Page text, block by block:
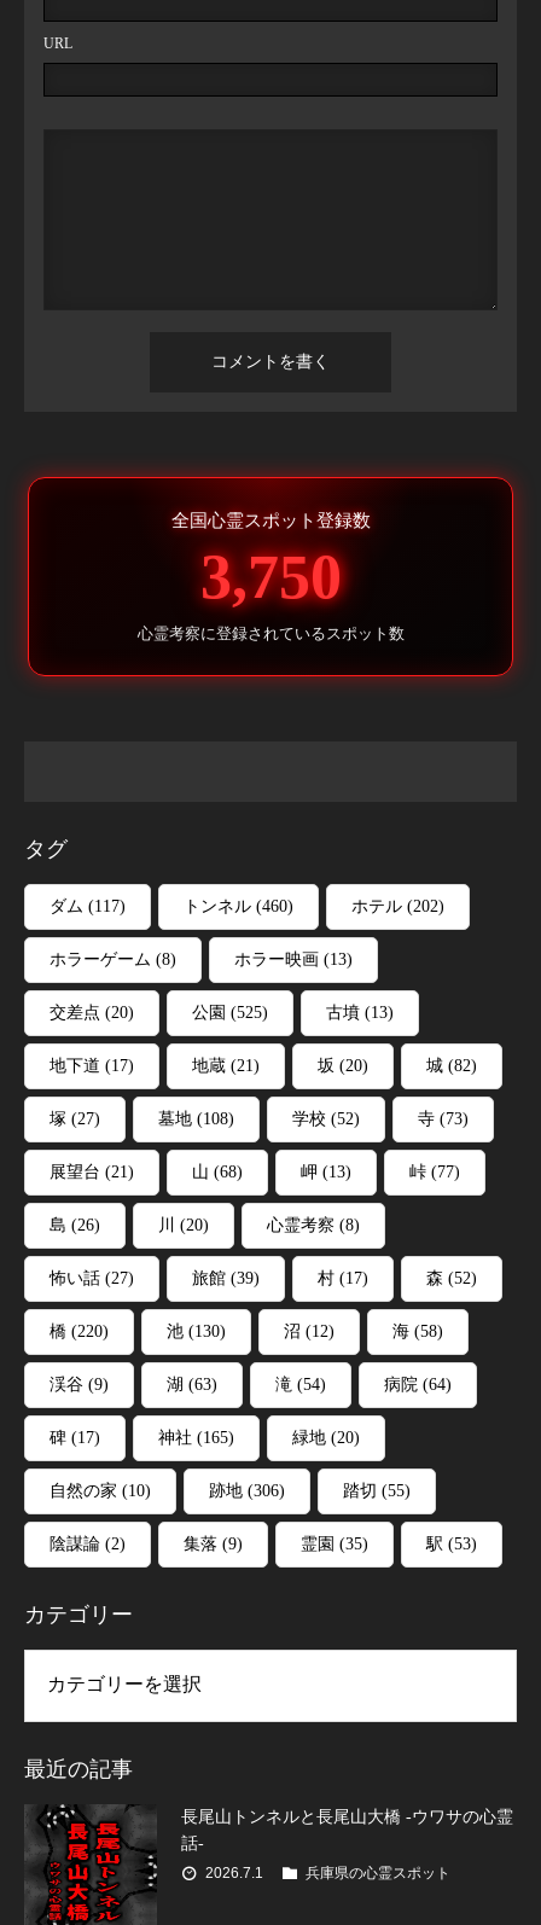
URL
全国心霊スポット登録数
3,750
心霊考察に登録されているスポット数
タグ
ダム (117) トンネル (460) ホテル (202)
ホラーゲーム (8) ホラー映画 (13)
交差点 (20) 公園 (525) 古墳 (13)
地下道 (17) 地蔵 (21) 坂 (20) 城 (82)
塚 (27) 墓地 (108) 学校 (52) 寺 (73)
展望台 (21) 山 (68) 岬 (13) 峠 (77)
島 (26) 川 (20) 心霊考察 (8)
怖い話 (27) 旅館 (39) 村 (17) 森 (52)
橋 (220) 池 (130) 沼 (12) 海 (58)
渓谷 (9) 湖 (63) 滝 (54) 病院 (64)
碑 (17) 神社 (165) 緑地 (20)
自然の家 (10) 跡地 (306) 踏切 (55)
陰謀論 (2) 集落 (9) 霊園 (35) 駅 (53)
カテゴリー
最近の記事
長尾山トンネルと長尾山大橋 -ウワサの心霊
話-
2026.7.1 兵庫県の心霊スポット